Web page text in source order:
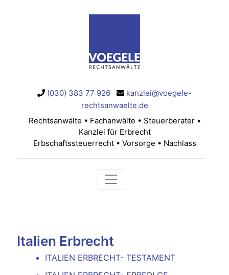
(030) 383 77 926
kanzlei@voegele-
rechtsanwaelte.de
Rechtsanwälte • Fachanwälte • Steuerberater •
Kanzlei für Erbrecht
Erbschaftssteuerrecht • Vorsorge • Nachlass
Italien Erbrecht
ITALIEN ERBRECHT- TESTAMENT